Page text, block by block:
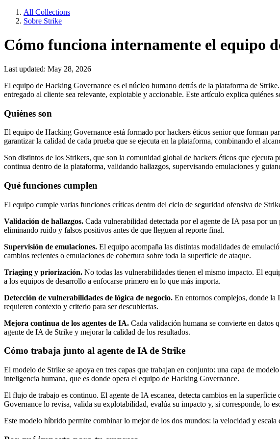
All Collections
Sobre Strike
Cómo funciona internamente el equipo
Last updated: May 28, 2026
El equipo de Hacking Governance es el núcleo humano detrás de la plataforma de
entregado al cliente sea relevante, explotable y accionable. Este artículo explica
Quiénes son
El equipo de Hacking Governance está formado por hackers éticos senior que forman
garantizar la calidad de cada prueba que se ejecuta en la plataforma, combinando el
Son distintos de los Strikers, que son la comunidad global de hackers éticos que
continua dentro de la plataforma, validando hallazgos, supervisando emulaciones y
Qué funciones cumplen
El equipo cumple varias funciones críticas dentro del ciclo de seguridad ofensiva de
Validación de hallazgos. Cada vulnerabilidad detectada por el agente de IA pasa por
eliminando ruido y falsos positivos antes de que lleguen al reporte final.
Supervisión de emulaciones. El equipo acompaña las distintas modalidades de
cambios recientes o emulaciones de cobertura sobre toda la superficie de ataque.
Triaging y priorización. No todas las vulnerabilidades tienen el mismo impacto. El
a los equipos de desarrollo a enfocarse primero en lo que más importa.
Detección de vulnerabilidades de lógica de negocio. En entornos complejos, donde la
requieren contexto y criterio para ser descubiertas.
Mejora continua de los agentes de IA. Cada validación humana se convierte en datos
agente de IA de Strike y mejorar la calidad de los resultados.
Cómo trabaja junto al agente de IA de Strike
El modelo de Strike se apoya en tres capas que trabajan en conjunto: una capa de
inteligencia humana, que es donde opera el equipo de Hacking Governance.
El flujo de trabajo es continuo. El agente de IA escanea, detecta cambios en la
Governance lo revisa, valida su explotabilidad, evalúa su impacto y, si corresponde, lo
Este modelo híbrido permite combinar lo mejor de los dos mundos: la velocidad y